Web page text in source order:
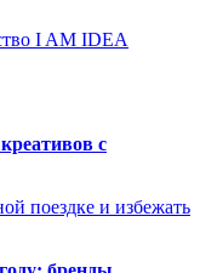
I AM IDEA
с
поездке и избежать